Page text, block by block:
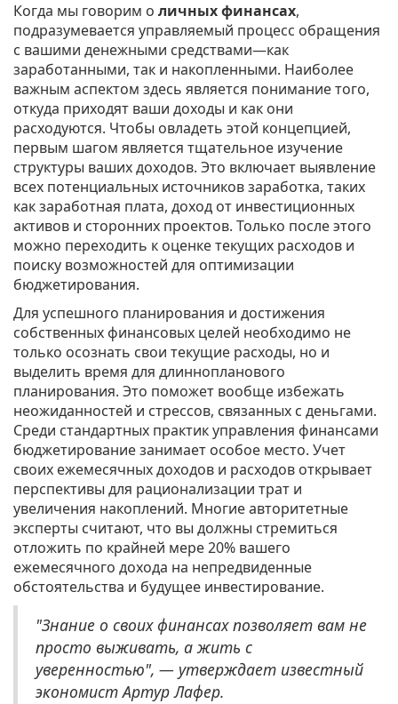
Когда мы говорим о личных финансах,
подразумевается управляемый процесс обращения
с вашими денежными средствами—как
заработанными, так и накопленными. Наиболее
важным аспектом здесь является понимание того,
откуда приходят ваши доходы и как они
расходуются. Чтобы овладеть этой концепцией,
первым шагом является тщательное изучение
структуры ваших доходов. Это включает выявление
всех потенциальных источников заработка, таких
как заработная плата, доход от инвестиционных
активов и сторонних проектов. Только после этого
можно переходить к оценке текущих расходов и
поиску возможностей для оптимизации
бюджетирования.
Для успешного планирования и достижения
собственных финансовых целей необходимо не
только осознать свои текущие расходы, но и
выделить время для длиннопланового
планирования. Это поможет вообще избежать
неожиданностей и стрессов, связанных с деньгами.
Среди стандартных практик управления финансами
бюджетирование занимает особое место. Учет
своих ежемесячных доходов и расходов открывает
перспективы для рационализации трат и
увеличения накоплений. Многие авторитетные
эксперты считают, что вы должны стремиться
отложить по крайней мере 20% вашего
ежемесячного дохода на непредвиденные
обстоятельства и будущее инвестирование.
"Знание о своих финансах позволяет вам не
просто выживать, а жить с
уверенностью", — утверждает известный
экономист Артур Лафер.